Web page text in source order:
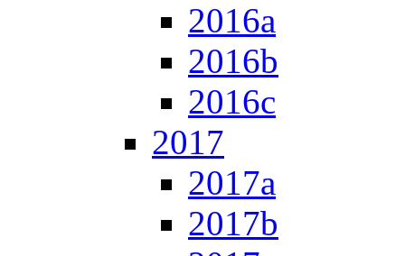
2016a
2016b
2016c
2017
2017a
2017b